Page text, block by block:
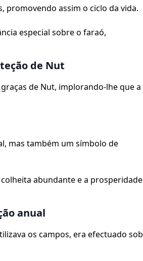
promovendo assim o ciclo da vida.
especial sobre o faraó,
de Nut
de Nut, implorando-lhe que a
mas também um símbolo de
abundante e a prosperidade
anual
os campos, era efectuado sob